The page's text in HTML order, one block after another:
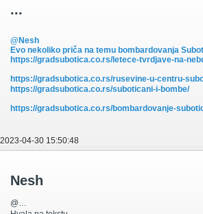
...
@Nesh
Evo nekoliko priča na temu bombardovanja
https://gradsubotica.co.rs/letece-tvrdjave-na-
https://gradsubotica.co.rs/rusevine-u-centru-
https://gradsubotica.co.rs/suboticani-i-bombe/
https://gradsubotica.co.rs/bombardovanje-
2023-04-30 15:50:48
Nesh
@…